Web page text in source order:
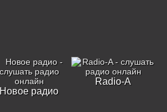
Новое радио
Radio-A